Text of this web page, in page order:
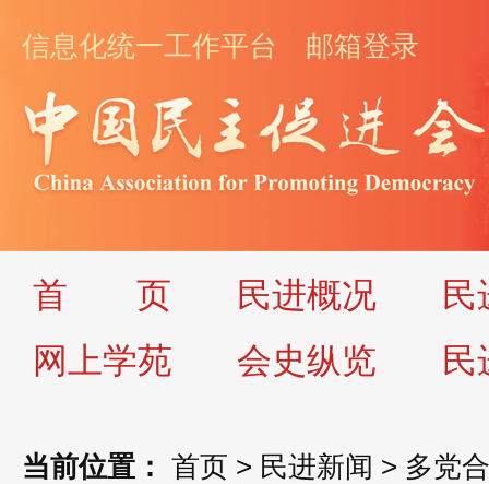
信息化统一工作平台 邮箱登录
首 页 民进概况
民
网上学苑
会史纵览 民
当前位置： 首页 > 民进新闻 > 多党